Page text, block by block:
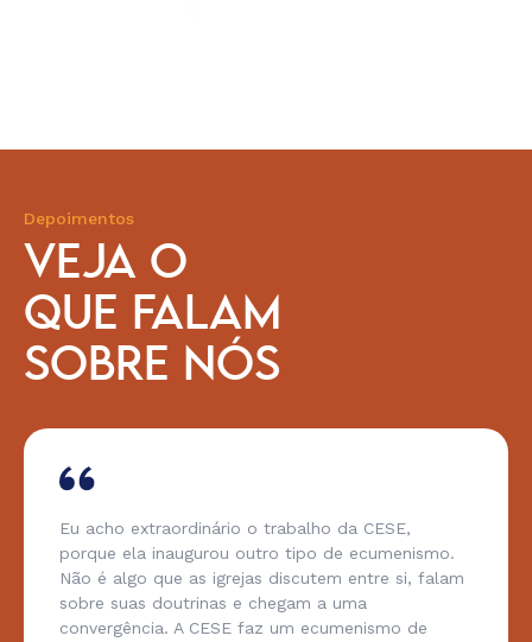
Depoimentos
VEJA O
QUE FALAM
SOBRE NÓS
Eu acho extraordinário o trabalho da CESE,
porque ela inaugurou outro tipo de ecumenismo.
Não é algo que as igrejas discutem entre si, falam
sobre suas doutrinas e chegam a uma
convergência. A CESE faz um ecumenismo de